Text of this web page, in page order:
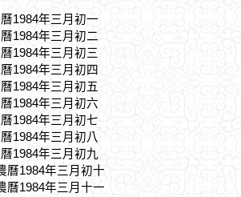
1984年三月初一
1984年三月初二
1984年三月初三
1984年三月初四
1984年三月初五
1984年三月初六
1984年三月初七
1984年三月初八
1984年三月初九
曆1984年三月初十
曆1984年三月十一